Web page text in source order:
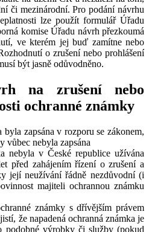
či mezinárodní. Pro podání návrhu
lze použít formulář Úřadu
komise Úřadu návrh přezkoumá
ve kterém jej buď zamítne nebo
o zrušení nebo prohlášení
být jasně odůvodněno.
na zrušení nebo
ochranné známky
byla zapsána v rozporu se zákonem,
vůbec nebyla zapsána
nebyla v České republice užívána
před zahájením řízení o zrušení a
její neužívání řádně nezdůvodní (i
majiteli ochrannou známku
známky s dřívějším právem
že napadená ochranná známka je
podobné výrobky či služby (pokud